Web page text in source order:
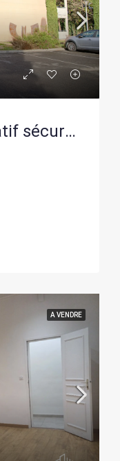
Investissement locatif sécurisé à Lunel – Appartement T2 avec terrasse et parking
A VENDRE